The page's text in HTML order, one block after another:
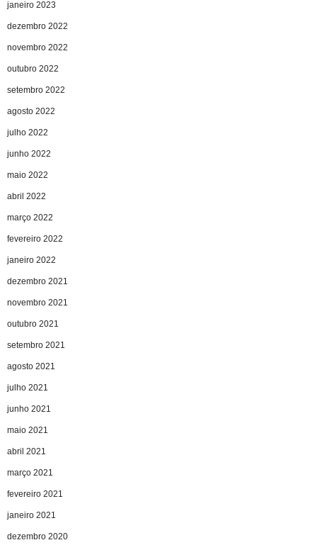
janeiro 2023
dezembro 2022
novembro 2022
outubro 2022
setembro 2022
agosto 2022
julho 2022
junho 2022
maio 2022
abril 2022
março 2022
fevereiro 2022
janeiro 2022
dezembro 2021
novembro 2021
outubro 2021
setembro 2021
agosto 2021
julho 2021
junho 2021
maio 2021
abril 2021
março 2021
fevereiro 2021
janeiro 2021
dezembro 2020